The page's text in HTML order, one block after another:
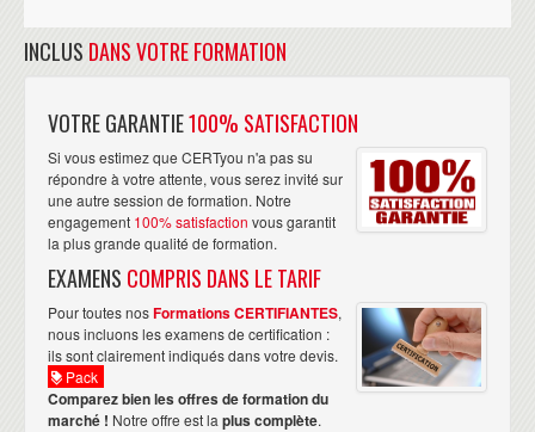
INCLUS DANS VOTRE FORMATION
VOTRE GARANTIE100% SATISFACTION
Si vous estimez que CERTyou n'a pas su
répondre à votre attente, vous serez invité sur
une autre session de formation. Notre
engagement 100% satisfaction vous garantit
la plus grande qualité de formation.
EXAMENS COMPRIS DANS LE TARIF
Pour toutes nosFormations CERTIFIANTES,
nous incluons les examens de certification :
ils sont clairement indiqués dans votre devis.
Pack
Comparez bien les offres de formation du
marché ! Notre offre est la plus complète.